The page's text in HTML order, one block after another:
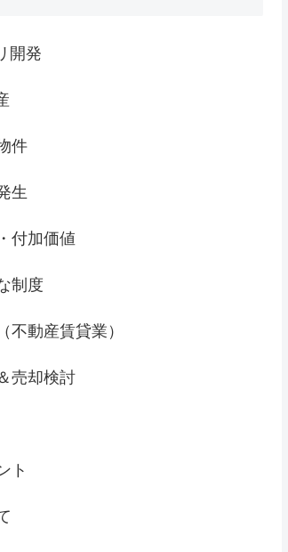
開発
件
生
付加価値
制度
不動産賃貸業）
売却検討
ト